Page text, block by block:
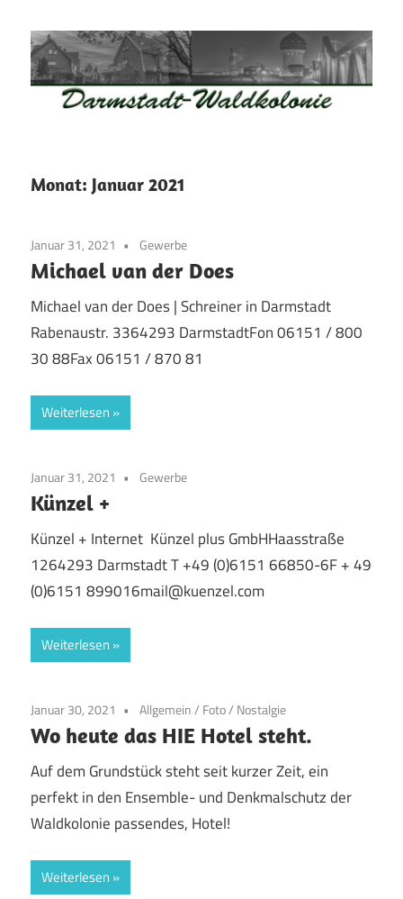
Inhalt
springen
Darmstadt
Altstadt
Weststadt
–
Darmstadt
Monat: Januar 2021
Januar 31, 2021 Gewerbe
Michael van der Does
Michael van der Does | Schreiner in Darmstadt
Rabenaustr. 3364293 DarmstadtFon 06151 / 800
30 88Fax 06151 / 870 81
Weiterlesen
Januar 31, 2021 Gewerbe
Künzel +
Künzel + Internet Künzel plus GmbHHaasstraße
1264293 Darmstadt T +49 (0)6151 66850-6F + 49
(0)6151 899016mail@kuenzel.com
Weiterlesen
Januar 30, 2021 Allgemein/ Foto/ Nostalgie
Wo heute das HIE Hotel steht.
Auf dem Grundstück steht seit kurzer Zeit, ein
perfekt in den Ensemble- und Denkmalschutz der
Waldkolonie passendes, Hotel!
Weiterlesen